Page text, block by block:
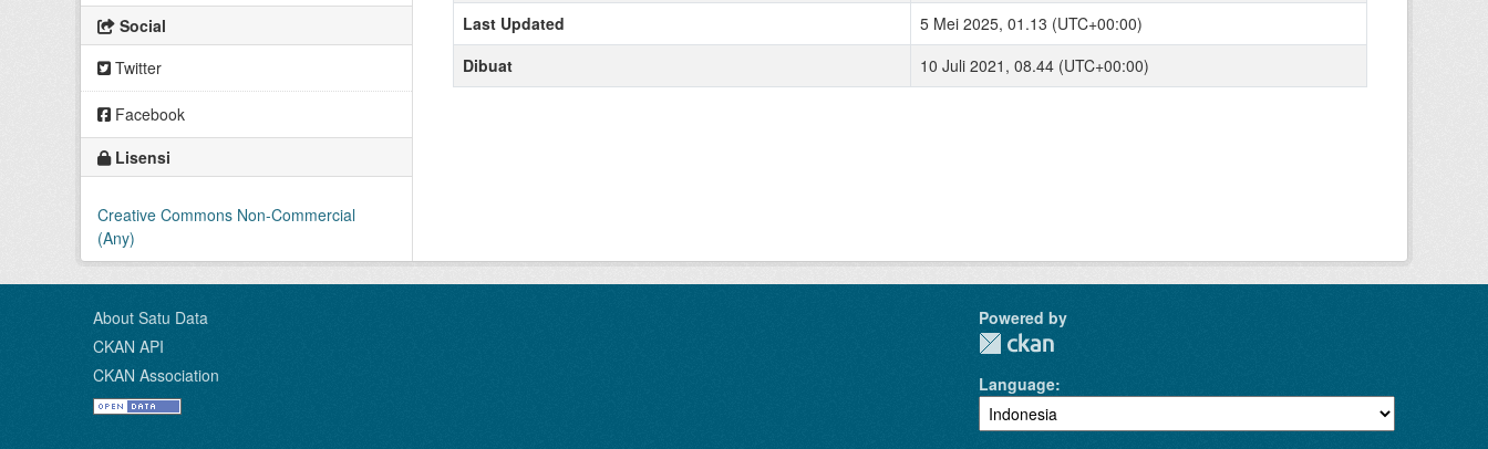
Social
Twitter
Facebook
Lisensi
Creative Commons Non-Commercial
(Any)
Last Updated
5 Mei 2025, 01.13 (UTC+00:00)
Dibuat
10 Juli 2021, 08.44 (UTC+00:00)
About Satu Data
CKAN API
CKAN Association
Powered by
Language